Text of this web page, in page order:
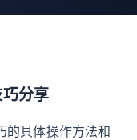
分享
的具体操作方法和